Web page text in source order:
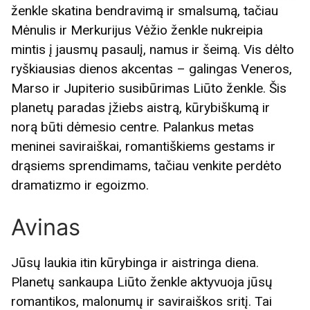
ženkle skatina bendravimą ir smalsumą, tačiau
Mėnulis ir Merkurijus Vėžio ženkle nukreipia
mintis į jausmų pasaulį, namus ir šeimą. Vis dėlto
ryškiausias dienos akcentas – galingas Veneros,
Marso ir Jupiterio susibūrimas Liūto ženkle. Šis
planetų paradas įžiebs aistrą, kūrybiškumą ir
norą būti dėmesio centre. Palankus metas
meninei saviraiškai, romantiškiems gestams ir
drąsiems sprendimams, tačiau venkite perdėto
dramatizmo ir egoizmo.
Avinas
Jūsų laukia itin kūrybinga ir aistringa diena.
Planetų sankaupa Liūto ženkle aktyvuoja jūsų
romantikos, malonumų ir saviraiškos sritį. Tai